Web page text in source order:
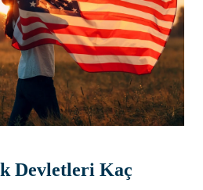
Devletleri Kaç